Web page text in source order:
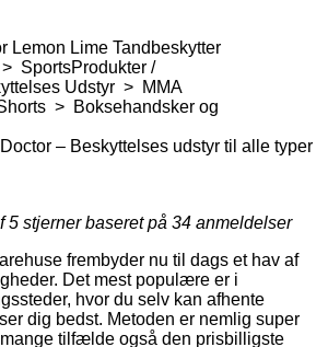
Lemon Lime Tandbeskytter
SportsProdukter /
Udstyr > MMA
> Boksehandsker og
– Beskyttelses udstyr til alle typer
5 stjerner baseret på 34 anmeldelser
frembyder nu til dags et hav af
Det mest populære er i
hvor du selv kan afhente
dig bedst. Metoden er nemlig super
tilfælde også den prisbilligste